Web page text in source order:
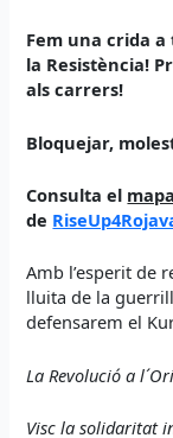
Fem una crida
la Resistència!
als carrers!
Bloquejar,
Consulta el
de
Amb l’esperit de
lluita de la
defensarem el
La Revolució a
Visc la solidaritat